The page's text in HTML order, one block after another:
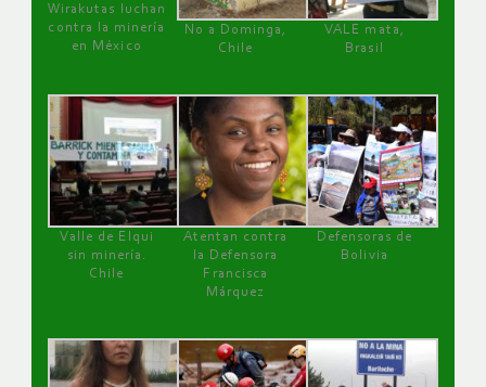
Wirakutas luchan
contra la minería
en México
No a Dominga,
Chile
VALE mata,
Brasil
Valle de Elqui
sin minería.
Chile
Atentan contra
la Defensora
Francisca
Márquez
Defensoras de
Bolivia